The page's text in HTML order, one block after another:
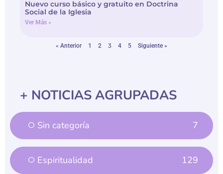
Nuevo curso básico y gratuito en Doctrina
Social de la Iglesia
Ver Más »
« Anterior 1 2 3 4 5 Siguiente »
+ NOTICIAS AGRUPADAS
Sin categoría 7
Espiritualidad 129